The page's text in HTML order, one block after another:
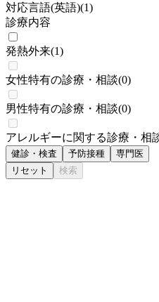
対応言語(英語)(1)
診療内容
発熱外来(1)
女性特有の診療・相談(0)
男性特有の診療・相談(0)
アレルギーに関する診療・相
健診・検査 予防接種
専門医
リセット
検索